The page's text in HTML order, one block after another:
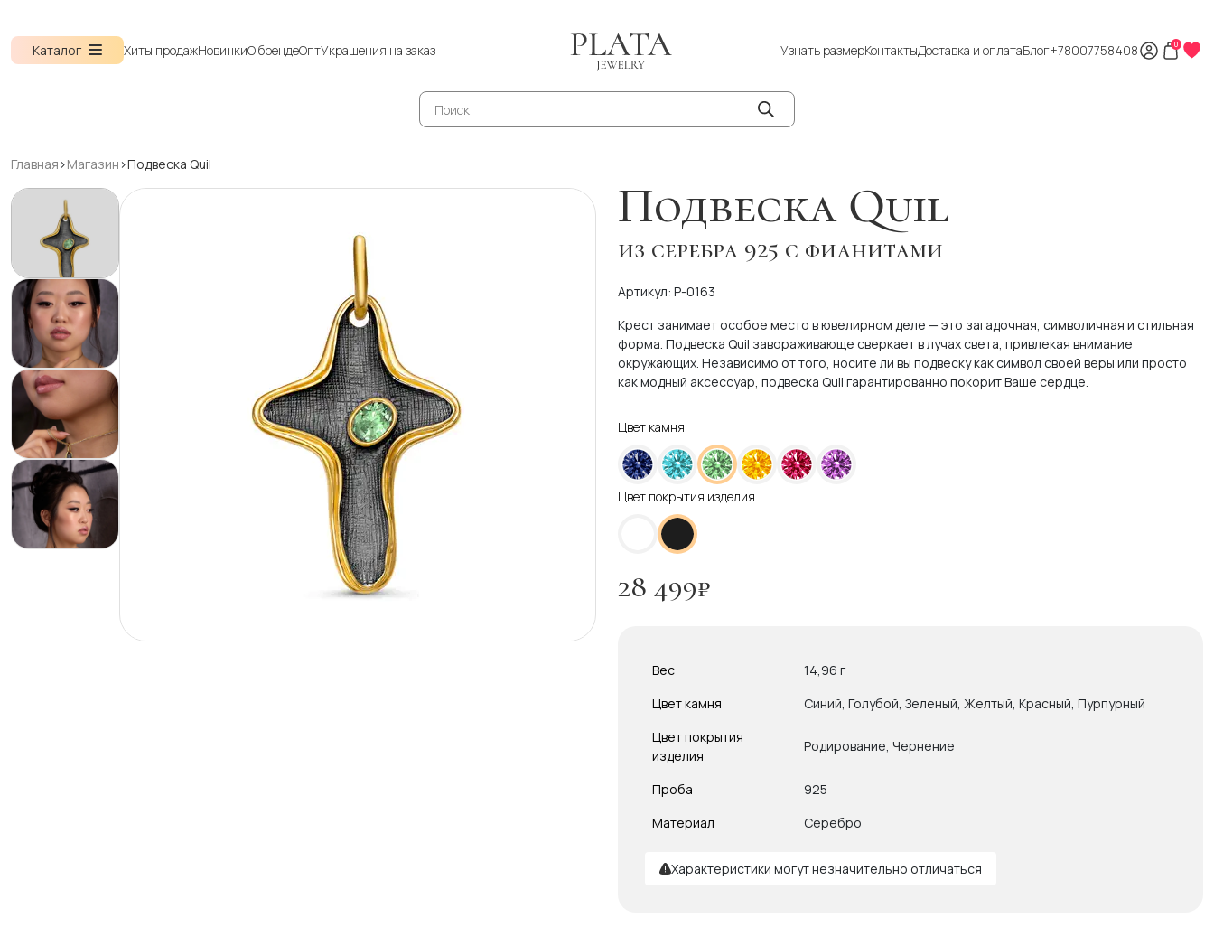
Каталог Хиты продажНовинкиО брендеОптУкрашения на заказ Узнать размерКонтактыДоставка и оплатаБлог+78007758408 0
Поиск
товаров
Главная >Магазин >Подвеска Quil
Подвеска Quil
из серебра 925 с фианитами
Артикул: P-0163
Крест занимает особое место в ювелирном деле — это загадочная, символичная и стильная
форма. Подвеска Quil завораживающе сверкает в лучах света, привлекая внимание
окружающих. Независимо от того, носите ли вы подвеску как символ своей веры или просто
как модный аксессуар, подвеска Quil гарантированно покорит Ваше сердце.
Цвет камня
Цвет покрытия изделия
28 499₽
Вес
14,96 г
Цвет камня
Синий, Голубой, Зеленый, Желтый, Красный, Пурпурный
Цвет покрытия
изделия
Родирование, Чернение
Проба
925
Материал
Серебро
Характеристики могут незначительно отличаться